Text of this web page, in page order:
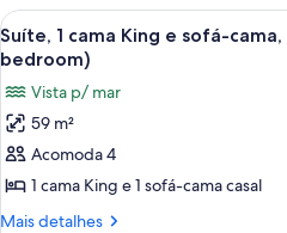
para
o
oceano
cama
King,
para
o
oceano
Carrega
todas
fotos
de
Suíte,
1
cama
7
Suíte, 1 cama King e sofá-
bedroom)
Vista p/ mar
59 m²
Acomoda 4
1 cama King e 1 sofá-cama casal
Mais detalhes
Mais